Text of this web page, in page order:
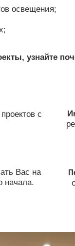
освещения;
узнайте
проектов с
Вас на
начала.